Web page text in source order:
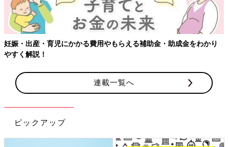
わかり
連載一覧へ
ピックアップ